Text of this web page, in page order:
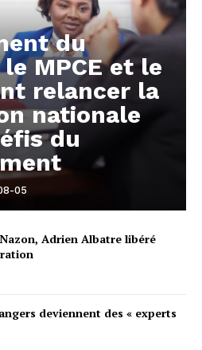
du
MPCE et le
relancer la
nationale
du
05
Adrien Albatre libéré
deviennent des « experts